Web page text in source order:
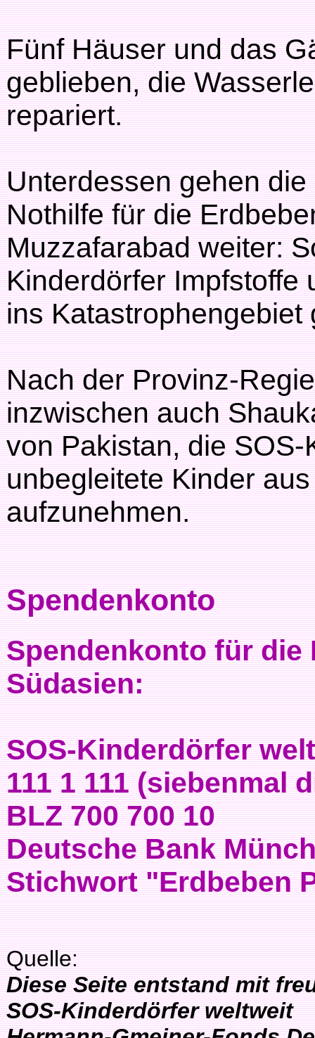
Fünf Häuser und das
geblieben, die
repariert.
Unterdessen gehen
Nothilfe für die
Muzzafarabad weiter:
Kinderdörfer Impfstoffe
ins Katastrophengebiet
Nach der Provinz-
inzwischen auch
von Pakistan, die
unbegleitete Kinder
aufzunehmen.
Spendenkonto
Spendenkonto für die
Südasien:
SOS-Kinderdörfer
111 1 111 (siebenmal
BLZ 700 700 10
Deutsche Bank
Stichwort "Erdbeben
Quelle:
Diese Seite entstand mit
SOS-Kinderdörfer weltweit